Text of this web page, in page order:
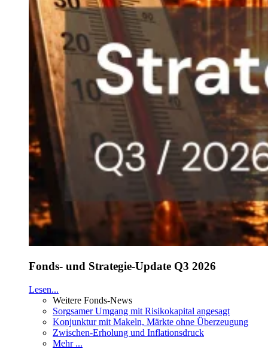
Fonds- und Strategie-Update Q3 2026
Lesen...
Weitere Fonds-News
Sorgsamer Umgang mit Risikokapital angesagt
Konjunktur mit Makeln, Märkte ohne Überzeugung
Zwischen-Erholung und Inflationsdruck
Mehr ...